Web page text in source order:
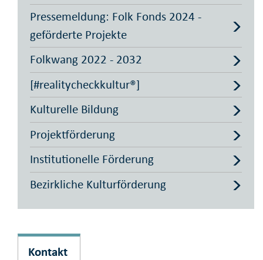
Pressemeldung: Folk Fonds 2024 -
geförderte Projekte
Folkwang 2022 - 2032
[#realitycheckkultur®]
Kulturelle Bildung
Projektförderung
Institutionelle Förderung
Bezirkliche Kultur­förderung
Kontakt